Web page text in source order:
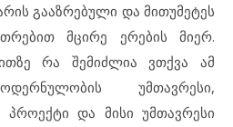
გააზრებული და მითუმეტეს
მცირე ერების მიერ.
რა შემიძლია ვთქვა ამ
უმთავრესი,
და მისი უმთავრესი